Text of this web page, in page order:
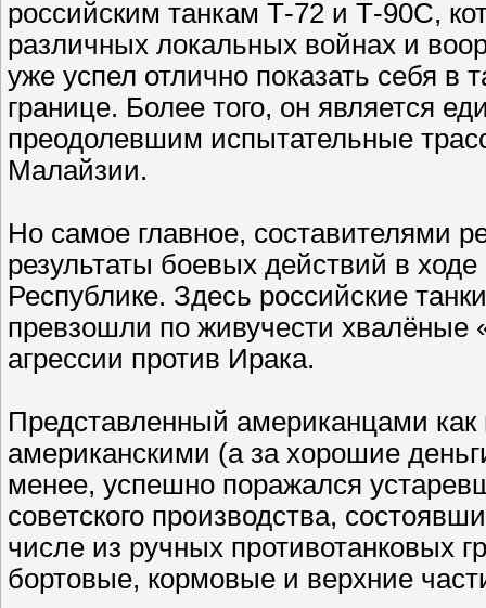
российским танкам Т-72 и Т-90С,
различных локальных войнах и
уже успел отлично показать себя в
границе. Более того, он является
преодолевшим испытательные
Малайзии.
Но самое главное, составителями
результаты боевых действий в
Республике. Здесь российские
превзошли по живучести
агрессии против Ирака.
Представленный американцами
американскими (а за хорошие
менее, успешно поражался
советского производства,
числе из ручных противотанковых
бортовые, кормовые и верхние